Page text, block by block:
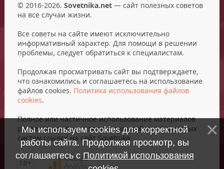
© 2016-2026. Sovetnika.net— сайт полезных советов
на все случаи жизни.
Все советы на сайте имеют исключительно
информативный характер. Для помощи в решении
проблемы, следует обратиться к специалистам.
Продолжая просматривать сайт вы подтверждаете,
что ознакомились и соглашаетесь на использование
файлов cookies. Политика использования файлов
cookies.
Полное или частичное использование материалов
разрешается при условии открытой для поисковых
систем ссылки на сайт Sovetnika.
18+
Мы используем cookies для корректной
работы сайта. Продолжая просмотр, вы
соглашаетесь с Политикой использования